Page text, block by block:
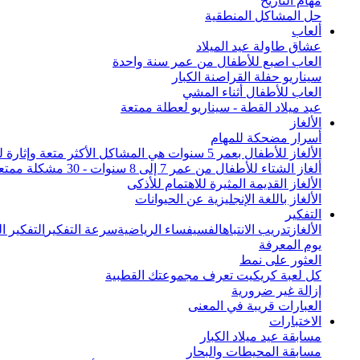
حل المشاكل المنطقية
ألعاب
عشاق طاولة عيد الميلاد
العاب اصبع للأطفال من عمر سنة واحدة
سيناريو حفلة القراصنة الكبار
العاب للأطفال أثناء المشي
عيد ميلاد القطة - سيناريو لعطلة ممتعة
الألغاز
أسرار مضحكة للمهام
الألغاز للأطفال بعمر 5 سنوات هي المشاكل الأكثر متعة وإثارة للاهتمام من جميع أنحاء العالم
ألغاز الشتاء للأطفال من عمر 7 إلى 8 سنوات - 30 مشكلة ممتعة
الألغاز القديمة المثيرة للاهتمام للأذكى
الألغاز باللغة الإنجليزية عن الحيوانات
التفكير
الألغاز تدريب الانتباهالفسيفساء الرياضيةسرعة التفكير
يوم المعرفة
العثور على نمط
كل لعبة كريكيت تعرف مجموعتك القطبية
إزالة غير ضرورية
العبارات قريبة في المعنى
الاختبارات
مسابقة عيد ميلاد الكبار
مسابقة المحيطات والبحار